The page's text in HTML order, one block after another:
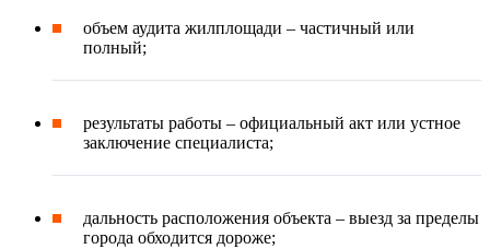
объем аудита жилплощади – частичный или
полный;
результаты работы – официальный акт или устное
заключение специалиста;
дальность расположения объекта – выезд за пределы
города обходится дороже;